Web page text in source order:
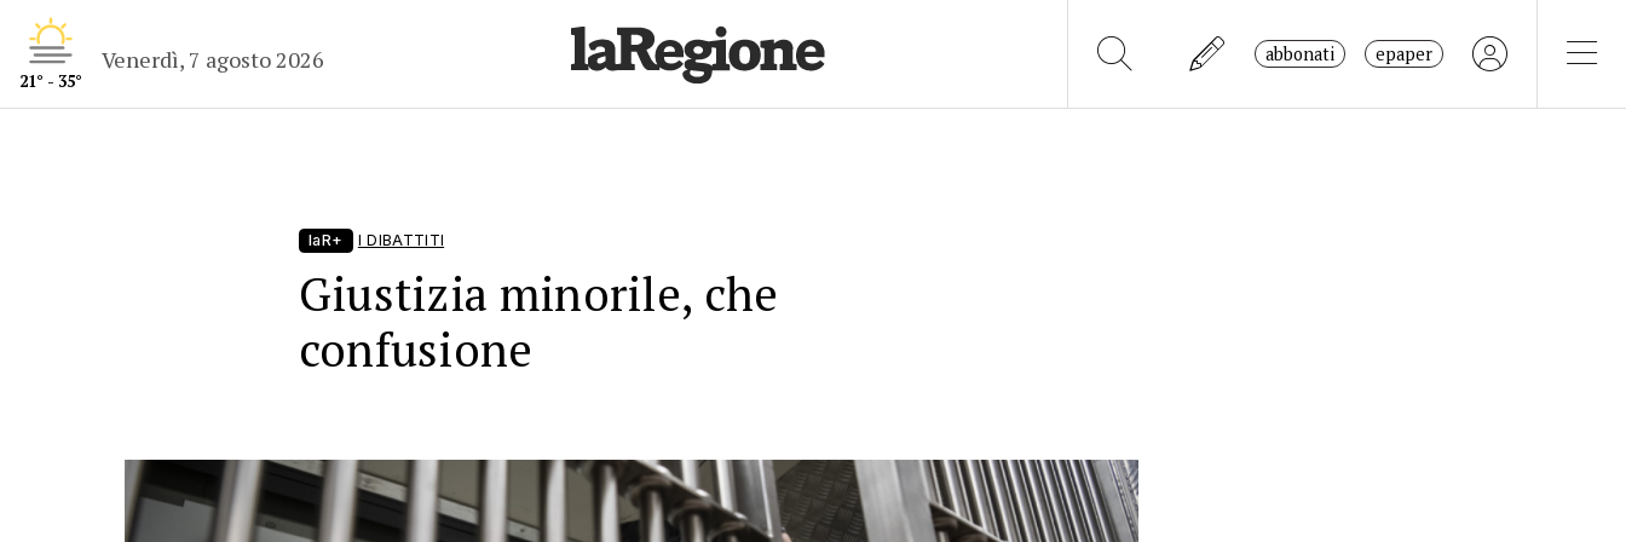
21° - 35°
Venerdì, 7 agosto 2026 abbonati epaper
laR+ I DIBATTITI
Giustizia minorile, che
confusione